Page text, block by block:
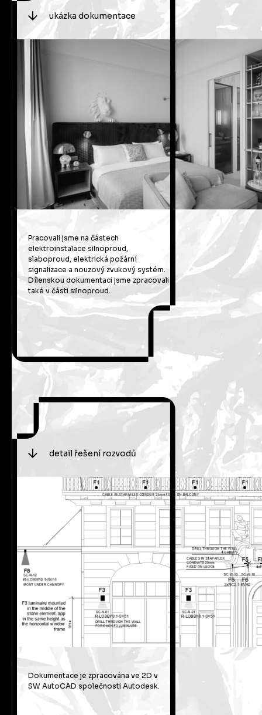
ukázka dokumentace
Pracovali jsme na částech
elektroinstalace silnoproud,
slaboproud, elektrická požární
signalizace a nouzový zvukový systém.
Dílenskou dokumentaci jsme zpracovali
také v části silnoproud.
detail řešení rozvodů
Dokumentace je zpracována ve 2D v
SW AutoCAD společnosti Autodesk.